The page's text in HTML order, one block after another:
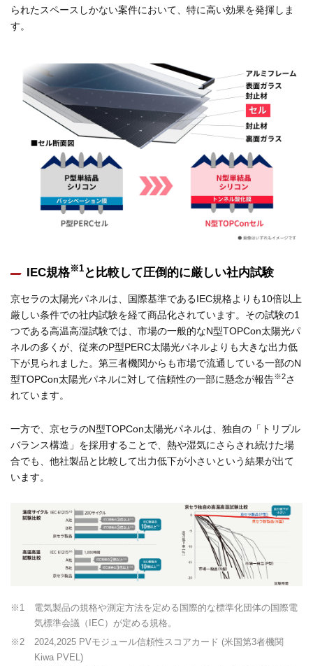
られたスペースしかない案件において、特に高い効果を発揮しま
す。
IEC規格※1 と比較して圧倒的に厳しい社内試験
京セラの太陽光パネルは、国際基準であるIEC規格よりも10倍以上
厳しい条件での社内試験を経て商品化されています。その試験の1
つである高温高湿試験では、市場の一般的なN型TOPCon太陽光パ
ネルの多くが、従来のP型PERC太陽光パネルよりも大きな出力低
下が見られました。第三者機関からも市場で流通している一部のN
型TOPCon太陽光パネルに対して信頼性の一部に懸念が報告※2さ
れています。
一方で、京セラのN型TOPCon太陽光パネルは、独自の「トリプル
バランス構造」を採用することで、熱や湿気にさらされ続けた場
合でも、他社製品と比較して出力低下が小さいという結果が出て
います。
※1
電気製品の規格や測定方法を定める国際的な標準化団体の国際電
気標準会議（IEC）が定める規格。
※2
2024,2025 PVモジュール信頼性スコアカード (米国第3者機関
Kiwa PVEL)